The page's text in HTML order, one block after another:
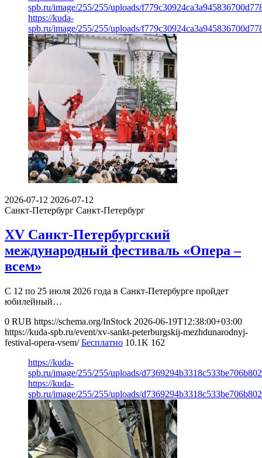
spb.ru/image/255/255/uploads/
https://kuda-
spb.ru/image/255/255/uploads/
2026-07-12 2026-07-12
Санкт-Петербург Санкт-Петербург
XV Санкт-Петербургский
международный фестиваль «Опера –
всем»
С 12 по 25 июля 2026 года в Санкт-Петербурге пройдет
юбилейный…
0 RUB https://schema.org/InStock 2026-06-19T12:38:00+03:00
https://kuda-spb.ru/event/xv-sankt-peterburgskij-mezhdunarodnyj-
festival-opera-vsem/ Бесплатно 10.1K 162
https://kuda-
spb.ru/image/255/255/uploads/
https://kuda-
spb.ru/image/255/255/uploads/